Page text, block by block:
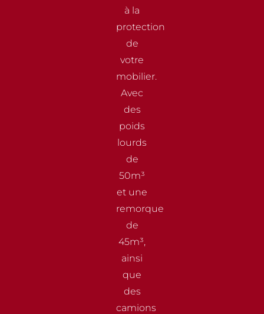
à la
protection
de
votre
mobilier.
Avec
des
poids
lourds
de
50m³
et une
remorque
de
45m³,
ainsi
que
des
camions